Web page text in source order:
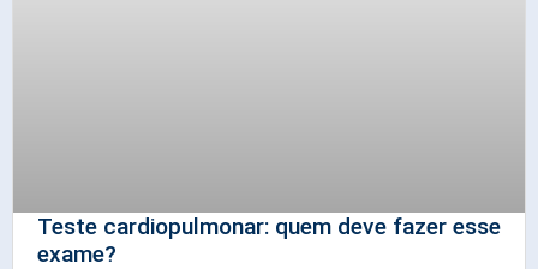
Teste cardiopulmonar: quem deve fazer esse
exame?